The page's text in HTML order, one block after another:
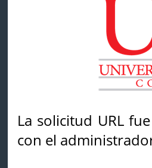
La solicitud URL
con el